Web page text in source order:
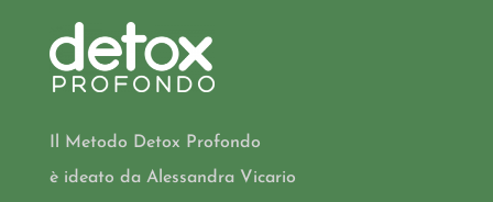
Il Metodo Detox Profondo
è ideato da Alessandra Vicario